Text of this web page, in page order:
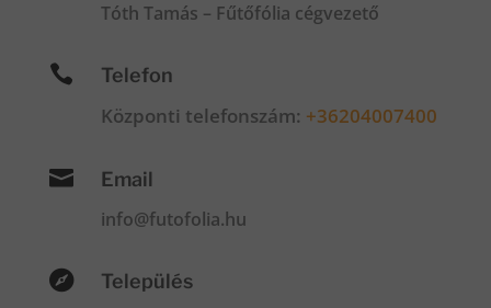
Tóth Tamás – Fűtőfólia cégvezető
 Telefon
Központi telefonszám: +36204007400
 Email
info@futofolia.hu
 Település